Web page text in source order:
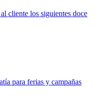
cliente los siguientes doce
para ferias y campañas